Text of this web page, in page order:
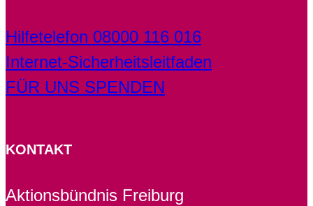
Hilfetelefon 08000 116 016
Internet-Sicherheitsleitfaden
FÜR UNS SPENDEN
KONTAKT
Aktionsbündnis Freiburg